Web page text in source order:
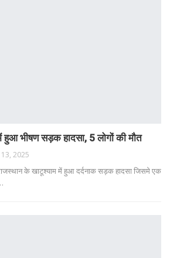
हुआ भीषण सड़क हादसा, 5 लोगों की मौत
2025
के खाटूश्याम में हुआ दर्दनाक सड़क हादसा जिसमे एक